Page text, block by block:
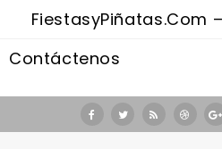
FiestasyPiñatas.com
Contáctenos
Valentine's Day is coming, it's